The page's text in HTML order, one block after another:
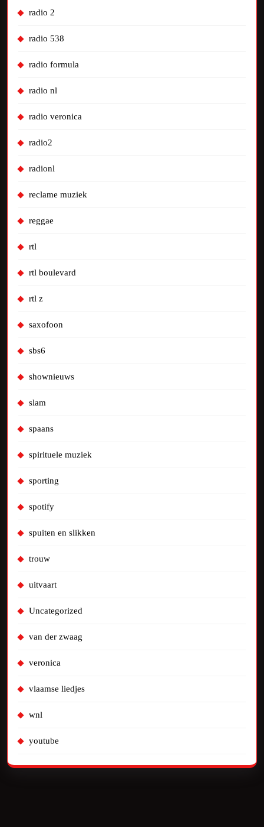
radio 2
radio 538
radio formula
radio nl
radio veronica
radio2
radionl
reclame muziek
reggae
rtl
rtl boulevard
rtl z
saxofoon
sbs6
shownieuws
slam
spaans
spirituele muziek
sporting
spotify
spuiten en slikken
trouw
uitvaart
Uncategorized
van der zwaag
veronica
vlaamse liedjes
wnl
youtube